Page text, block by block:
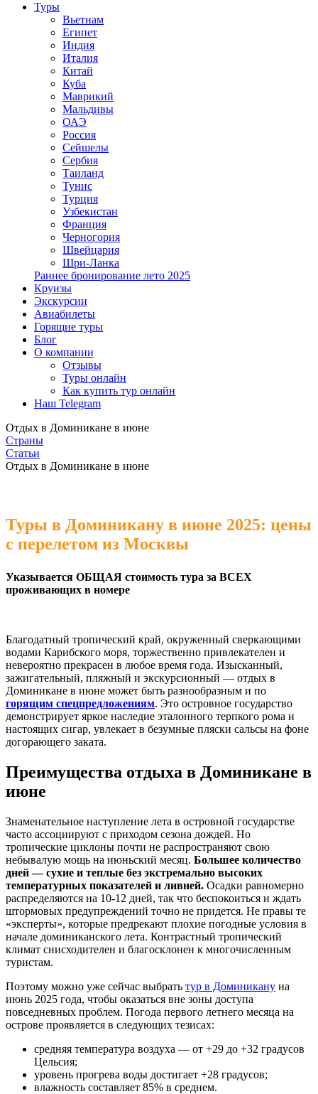
Туры
Вьетнам
Египет
Индия
Италия
Китай
Куба
Маврикий
Мальдивы
ОАЭ
Россия
Сейшелы
Сербия
Таиланд
Тунис
Турция
Узбекистан
Франция
Черногория
Швейцария
Шри-Ланка
Раннее бронирование лето 2025
Круизы
Экскурсии
Авиабилеты
Горящие туры
Блог
О компании
Отзывы
Туры онлайн
Как купить тур онлайн
Наш Telegram
Отдых в Доминикане в июне
Страны
Статьи
Отдых в Доминикане в июне
Туры в Доминикану в июне 2025: цены
с перелетом из Москвы
Указывается ОБЩАЯ стоимость тура за ВСЕХ
проживающих в номере
Благодатный тропический край, окруженный сверкающими
водами Карибского моря, торжественно привлекателен и
невероятно прекрасен в любое время года. Изысканный,
зажигательный, пляжный и экскурсионный — отдых в
Доминикане в июне может быть разнообразным и по
горящим спецпредложениям. Это островное государство
демонстрирует яркое наследие эталонного терпкого рома и
настоящих сигар, увлекает в безумные пляски сальсы на фоне
догорающего заката.
Преимущества отдыха в Доминикане в
июне
Знаменательное наступление лета в островной государстве
часто ассоциируют с приходом сезона дождей. Но
тропические циклоны почти не распространяют свою
небывалую мощь на июньский месяц. Большее количество
дней — сухие и теплые без экстремально высоких
температурных показателей и ливней. Осадки равномерно
распределяются на 10-12 дней, так что беспокоиться и ждать
штормовых предупреждений точно не придется. Не правы те
«эксперты», которые предрекают плохие погодные условия в
начале доминиканского лета. Контрастный тропический
климат снисходителен и благосклонен к многочисленным
туристам.
Поэтому можно уже сейчас выбрать тур в Доминикану на
июнь 2025 года, чтобы оказаться вне зоны доступа
повседневных проблем. Погода первого летнего месяца на
острове проявляется в следующих тезисах:
средняя температура воздуха — от +29 до +32 градусов
Цельсия;
уровень прогрева воды достигает +28 градусов;
влажность составляет 85% в среднем.